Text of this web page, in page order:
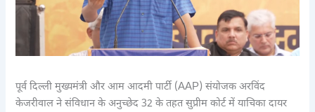
पूर्व दिल्ली मुख्यमंत्री और आम आदमी पार्टी (AAP) संयोजक अरविंद
केजरीवाल ने संविधान के अनुच्छेद 32 के तहत सुप्रीम कोर्ट में याचिका दायर